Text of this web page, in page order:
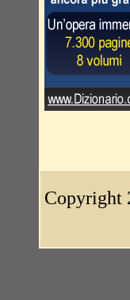
Copyright